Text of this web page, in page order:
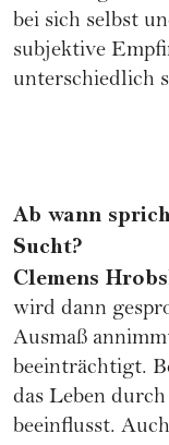
bei sich selbst
subjektive
unterschiedlich
Ab wann
Sucht?
Clemens
wird dann
Ausmaß
beeinträchtigt.
das Leben
beeinflusst.